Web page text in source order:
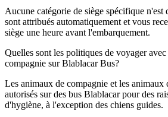
Aucune catégorie de siège spécifique n'est
sont attribués automatiquement et vous
siège une heure avant l'embarquement.
Quelles sont les politiques de voyager
compagnie sur Blablacar Bus?
Les animaux de compagnie et les animaux
autorisés sur des bus Blablacar pour des
d'hygiène, à l'exception des chiens guides.